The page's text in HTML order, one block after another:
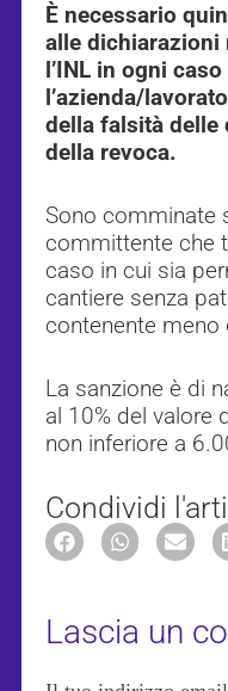
È necessario
alle dichiarazioni
l’INL in ogni
l’azienda/
della falsità delle
della revoca.
Sono comminate
committente che
caso in cui sia
cantiere senza
contenente meno
La sanzione è di
al 10% del valore
non inferiore a
Condividi
Lascia un